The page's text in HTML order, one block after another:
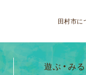
田村市に
遊ぶ・みる